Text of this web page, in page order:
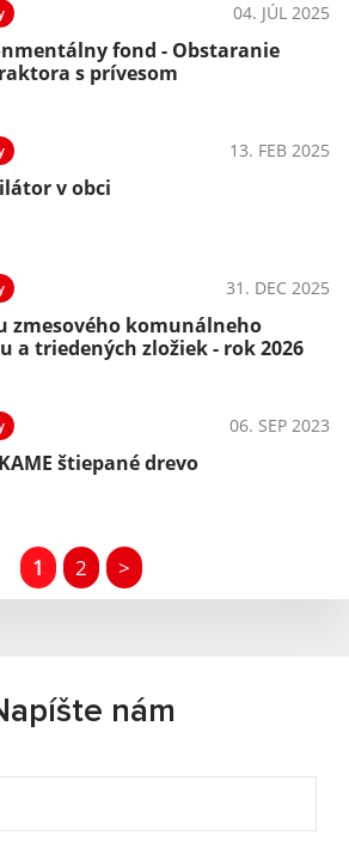
04. JÚL 2025
fond - Obstaranie
s prívesom
13. FEB 2025
v obci
31. DEC 2025
zmesového komunálneho
a triedených zložiek - rok 2026
06. SEP 2023
štiepané drevo
1 2 >
nám